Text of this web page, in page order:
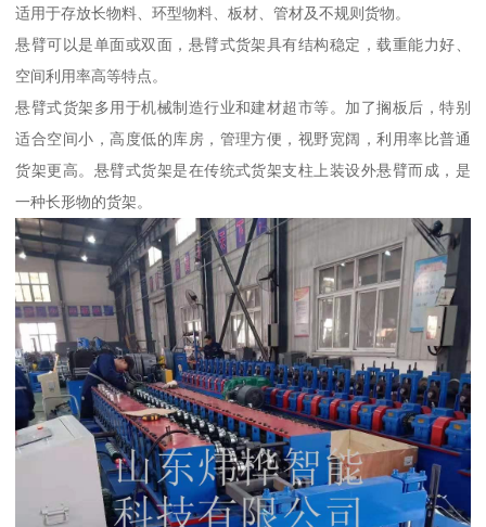
适用于存放长物料、环型物料、板材、管材及不规则货物。
悬臂可以是单面或双面，悬臂式货架具有结构稳定，载重能力好、
空间利用率高等特点。
悬臂式货架多用于机械制造行业和建材超市等。加了搁板后，特别
适合空间小，高度低的库房，管理方便，视野宽阔，利用率比普通
货架更高。悬臂式货架是在传统式货架支柱上装设外悬臂而成，是
一种长形物的货架。